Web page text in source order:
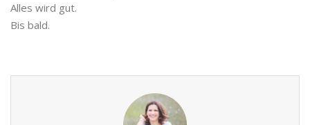
Alles wird gut.
Bis bald.